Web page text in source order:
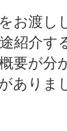
お渡し
紹介す
要が分
があり